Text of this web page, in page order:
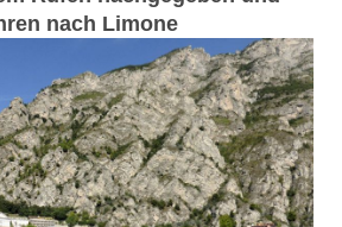
nach Limone